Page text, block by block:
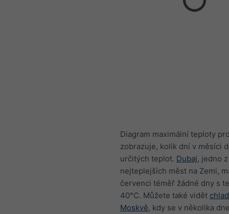
Diagram maximální teploty
zobrazuje, kolik dní v měsíci
určitých teplot. Dubaj, jedno z
nejteplejších měst na Zemi,
červenci téměř žádné dny s
40°C. Můžete také vidět
Moskvě, kdy se v několika